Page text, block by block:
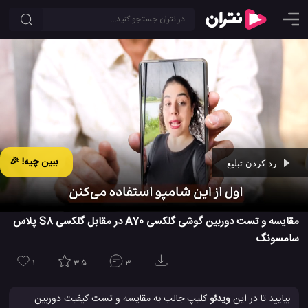
ببین چیه! 🎉
Ad -
مقایسه و تست دوربین گوشی گلکسی A70 در مقابل گلکسی S8 پلاس
سامسونگ
1 3.5 3
بیایید تا در اینویدئوکلیپ جالب به مقایسه و تست کیفیت دوربین